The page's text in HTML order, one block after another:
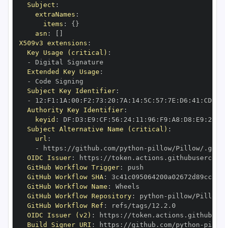
Subject :
extraNames :
items : { }
asn :
X509v3 extensions :
Key Usage (critical) :
-
Extended Key Usage :
-
Subject Key Identifier:
-
12 : F1 : 1A : 00 : F2 : 73 : 20 : 7A : 14: 5C : 57 : 7E : D6 : 41 : CD
Authority Key Identifier:
keyid : DF : D3 : E9 : CF : 56 : 24: 11 : 96 : F9 : A8 : D8 : E9 : 28
Subject Alternative Name (critical) :
url :
-
https : //github.com/python -
OIDC Issuer: https :
GitHub Workflow Trigger:
GitHub Workflow SHA:
GitHub Workflow Name :
GitHub Workflow Repository: python -
GitHub Workflow Ref :
OIDC Issuer (v2) : https :
Build Signer URI : https : //github.com/python -